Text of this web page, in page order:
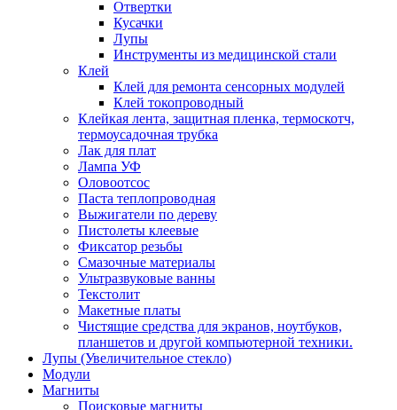
Отвертки
Кусачки
Лупы
Инструменты из медицинской стали
Клей
Клей для ремонта сенсорных модулей
Клей токопроводный
Клейкая лента, защитная пленка, термоскотч,
термоусадочная трубка
Лак для плат
Лампа УФ
Оловоотсос
Паста теплопроводная
Выжигатели по дереву
Пистолеты клеевые
Фиксатор резьбы
Смазочные материалы
Ультразвуковые ванны
Текстолит
Макетные платы
Чистящие средства для экранов, ноутбуков,
планшетов и другой компьютерной техники.
Лупы (Увеличительное стекло)
Модули
Магниты
Поисковые магниты